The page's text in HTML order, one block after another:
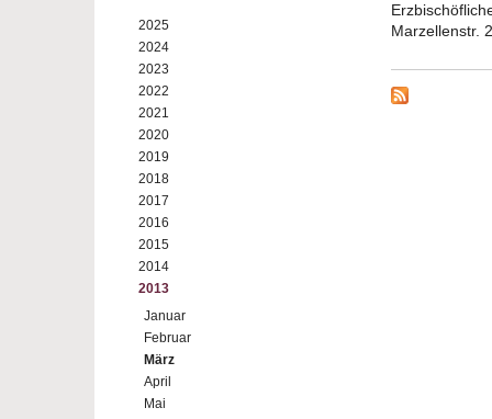
2025
2024
2023
2022
2021
2020
2019
2018
2017
2016
2015
2014
2013
Januar
Februar
März
April
Mai
Marzellenstr.